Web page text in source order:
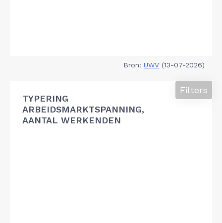
Bron: UWV (13-07-2026)
TYPERING
ARBEIDSMARKTSPANNING,
AANTAL WERKENDEN
Filters